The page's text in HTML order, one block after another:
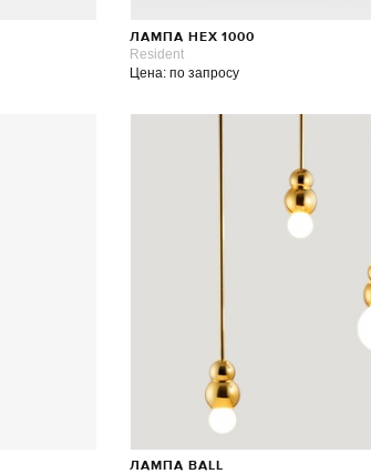
ЛАМПА HEX 1000
Resident
Цена: по запросу
ЛАМПА BALL